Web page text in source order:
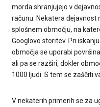
morda shranjujejo v
računu. Nekatera dejavnost
splošnem območju, na
Googlovo storitev. Pri
območja se uporabi
ali pa se razširi, dokler
1000 ljudi. S tem se zaščiti
V nekaterih primerih se za